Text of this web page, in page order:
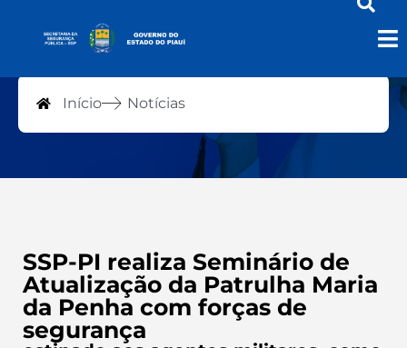
Notícias
Início Notícias
SSP-PI realiza Seminário de
Atualização da Patrulha Maria
da Penha com forças de
segurança